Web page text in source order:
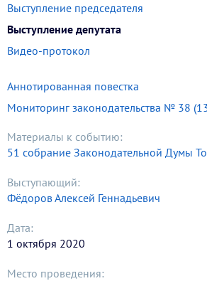
Выступление председателя
Выступление депутата
Видео-протокол
Аннотированная повестка
Мониторинг законодательства № 38
Материалы к событию:
51 собрание Законодательной Думы
Выступающий:
Фёдоров Алексей Геннадьевич
Дата:
1 октября 2020
Место проведения: